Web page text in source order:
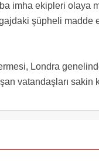
imha ekipleri olaya
şüpheli madde
Londra
vatandaşları